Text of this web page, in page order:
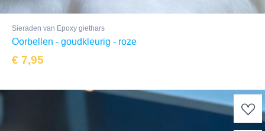
Sieraden van Epoxy giethars
Oorbellen - goudkleurig - roze
€ 7,95